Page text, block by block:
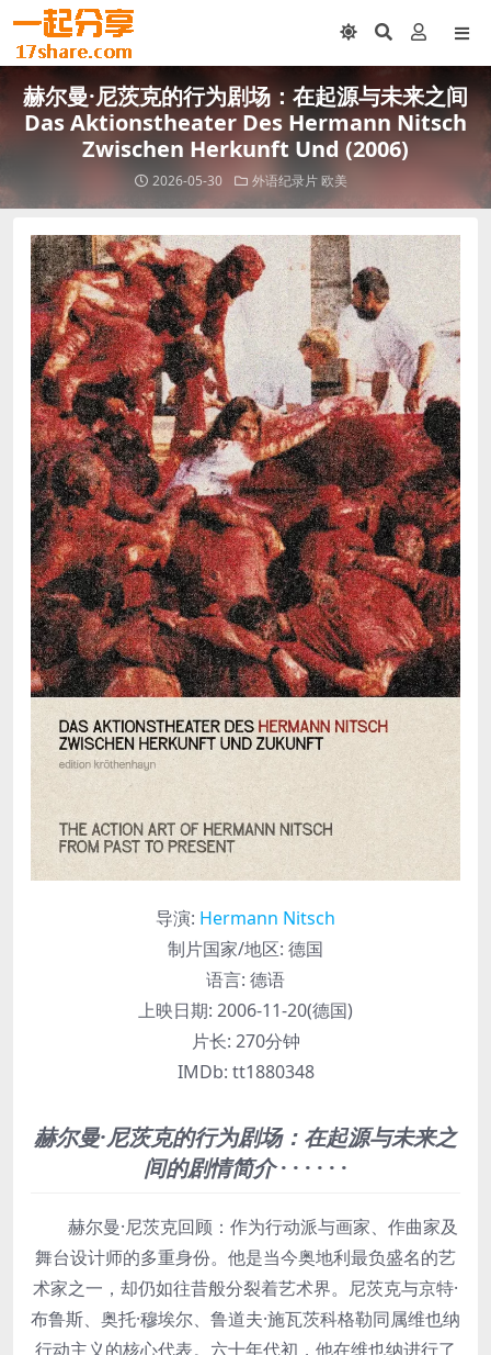
赫尔曼·尼茨克的行为剧场：在起源与未来之间
Das Aktionstheater Des Hermann Nitsch
Zwischen Herkunft Und (2006)
2026-05-30 外语纪录片欧美
导演: Hermann Nitsch
制片国家/地区: 德国
语言: 德语
上映日期: 2006-11-20(德国)
片长: 270分钟
IMDb: tt1880348
赫尔曼·尼茨克的行为剧场：在起源与未来之
间的剧情简介· · · · · ·
赫尔曼·尼茨克回顾：作为行动派与画家、作曲家及
舞台设计师的多重身份。他是当今奥地利最负盛名的艺
术家之一，却仍如往昔般分裂着艺术界。尼茨克与京特·
布鲁斯、奥托·穆埃尔、鲁道夫·施瓦茨科格勒同属维也纳
行动主义的核心代表。六十年代初，他在维也纳进行了